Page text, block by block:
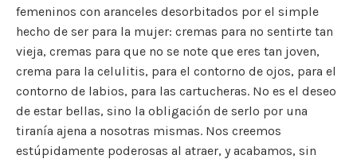
femeninos con aranceles desorbitados por el simple
hecho de ser para la mujer: cremas para no sentirte tan
vieja, cremas para que no se note que eres tan joven,
crema para la celulitis, para el contorno de ojos, para el
contorno de labios, para las cartucheras. No es el deseo
de estar bellas, sino la obligación de serlo por una
tiranía ajena a nosotras mismas. Nos creemos
estúpidamente poderosas al atraer, y acabamos, sin